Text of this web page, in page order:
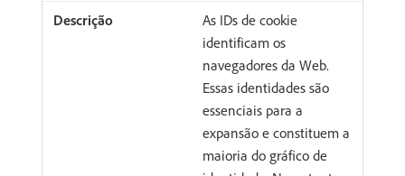
As IDs de cookie
identificam os
navegadores da Web.
Essas identidades são
essenciais para a
expansão e constituem a
maioria do gráfico de